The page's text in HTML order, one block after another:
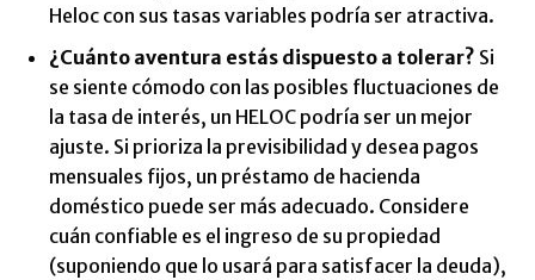
Heloc con sus tasas variables podría ser atractiva.
¿Cuánto aventura estás dispuesto a tolerar? Si
se siente cómodo con las posibles fluctuaciones de
la tasa de interés, un HELOC podría ser un mejor
ajuste. Si prioriza la previsibilidad y desea pagos
mensuales fijos, un préstamo de hacienda
doméstico puede ser más adecuado. Considere
cuán confiable es el ingreso de su propiedad
(suponiendo que lo usará para satisfacer la deuda),